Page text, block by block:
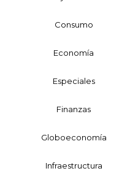
Consumo
Economía
Especiales
Finanzas
Globoeconomía
Infraestructura